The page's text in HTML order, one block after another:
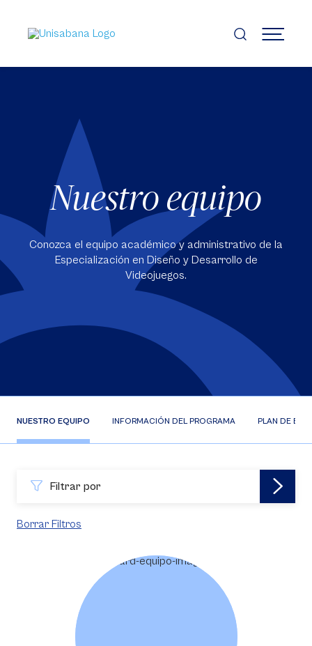
contenido
principal
MENÚ
Nuestro equipo
Conozca el equipo académico y administrativo de la
Especialización en Diseño y Desarrollo de
Videojuegos.
NUESTRO EQUIPO INFORMACIÓN DEL PROGRAMA PLAN DE
Filtrar por
Borrar Filtros